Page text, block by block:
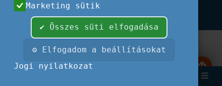
Fotók és illusztrációk: Európai Unió, Shutterstock,
Adobe Stock, Unsplash.com,Font Awesome.
Marketing sütik
✔ Összes süti elfogadása
⚙ Elfogadom a beállításokat
Jogi nyilatkozat